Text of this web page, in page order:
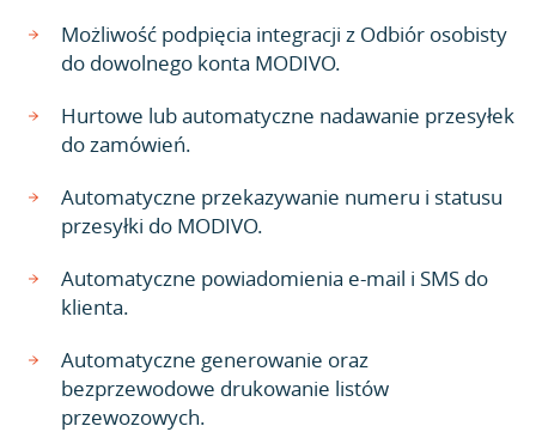
Możliwość podpięcia integracji z Odbiór osobisty
do dowolnego konta MODIVO.
Hurtowe lub automatyczne nadawanie przesyłek
do zamówień.
Automatyczne przekazywanie numeru i statusu
przesyłki do MODIVO.
Automatyczne powiadomienia e-mail i SMS do
klienta.
Automatyczne generowanie oraz
bezprzewodowe drukowanie listów
przewozowych.